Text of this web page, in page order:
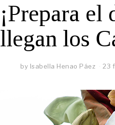
¡Prepara
llegan los
by Isabella Henao Páez 23